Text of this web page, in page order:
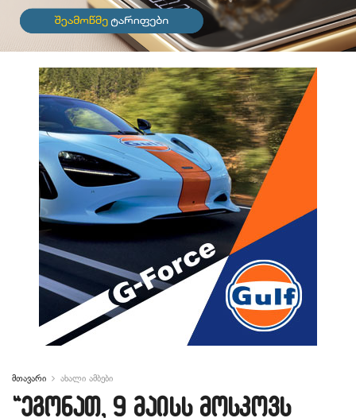
მთავარი ახალი ამბები
“ეგონათ, 9 მაისს მოსკოვს